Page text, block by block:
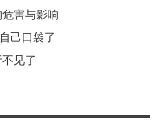
害与影响
己口袋了
见了